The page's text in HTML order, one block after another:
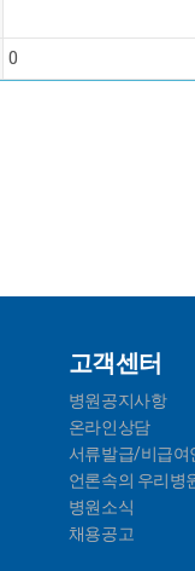
0
고객센터
병원공지사항
온라인상담
서류발급/비급여
언론속의 우리병
병원소식
채용공고